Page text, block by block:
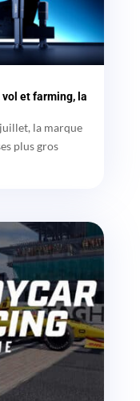
vol et farming, la
la marque
plus gros